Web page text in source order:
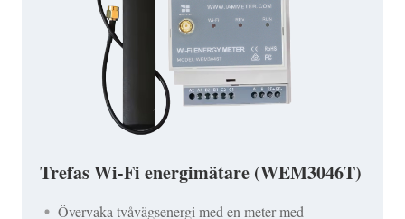
Trefas Wi-Fi energimätare (WEM3046T)
Övervaka tvåvägsenergi med en meter med